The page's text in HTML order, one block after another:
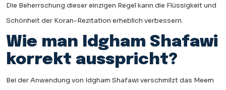
Die Beherrschung dieser einzigen Regel kann die Flüssigkeit und
Schönheit der Koran-Rezitation erheblich verbessern.
Wie man Idgham Shafawi
korrekt ausspricht?
Bei der Anwendung von Idgham Shafawi verschmilzt das Meem